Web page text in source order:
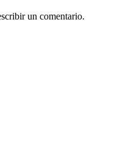
un comentario.